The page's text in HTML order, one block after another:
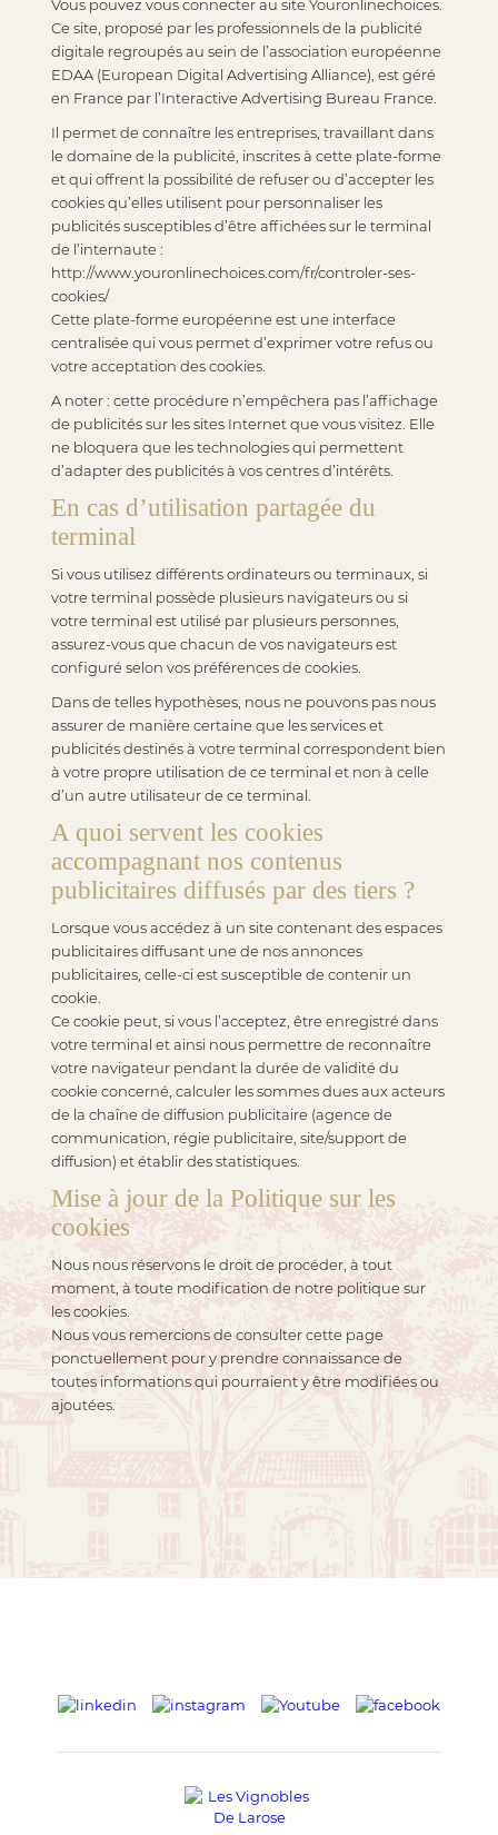
Vous pouvez vous connecter au site Youronlinechoices.
Ce site, proposé par les professionnels de la publicité
digitale regroupés au sein de l’association européenne
EDAA (European Digital Advertising Alliance), est géré
en France par l’Interactive Advertising Bureau France.
Il permet de connaître les entreprises, travaillant dans
le domaine de la publicité, inscrites à cette plate-forme
et qui offrent la possibilité de refuser ou d’accepter les
cookies qu’elles utilisent pour personnaliser les
publicités susceptibles d’être affichées sur le terminal
de l’internaute :
http://www.youronlinechoices.com/fr/controler-ses-
cookies/
Cette plate-forme européenne est une interface
centralisée qui vous permet d’exprimer votre refus ou
votre acceptation des cookies.
A noter : cette procédure n’empêchera pas l’affichage
de publicités sur les sites Internet que vous visitez. Elle
ne bloquera que les technologies qui permettent
d’adapter des publicités à vos centres d’intérêts.
En cas d’utilisation partagée du
terminal
Si vous utilisez différents ordinateurs ou terminaux, si
votre terminal possède plusieurs navigateurs ou si
votre terminal est utilisé par plusieurs personnes,
assurez-vous que chacun de vos navigateurs est
configuré selon vos préférences de cookies.
Dans de telles hypothèses, nous ne pouvons pas nous
assurer de manière certaine que les services et
publicités destinés à votre terminal correspondent bien
à votre propre utilisation de ce terminal et non à celle
d’un autre utilisateur de ce terminal.
A quoi servent les cookies
accompagnant nos contenus
publicitaires diffusés par des tiers ?
Lorsque vous accédez à un site contenant des espaces
publicitaires diffusant une de nos annonces
publicitaires, celle-ci est susceptible de contenir un
cookie.
Ce cookie peut, si vous l’acceptez, être enregistré dans
votre terminal et ainsi nous permettre de reconnaître
votre navigateur pendant la durée de validité du
cookie concerné, calculer les sommes dues aux acteurs
de la chaîne de diffusion publicitaire (agence de
communication, régie publicitaire, site/support de
diffusion) et établir des statistiques.
Mise à jour de la Politique sur les
cookies
Nous nous réservons le droit de procéder, à tout
moment, à toute modification de notre politique sur
les cookies.
Nous vous remercions de consulter cette page
ponctuellement pour y prendre connaissance de
toutes informations qui pourraient y être modifiées ou
ajoutées.